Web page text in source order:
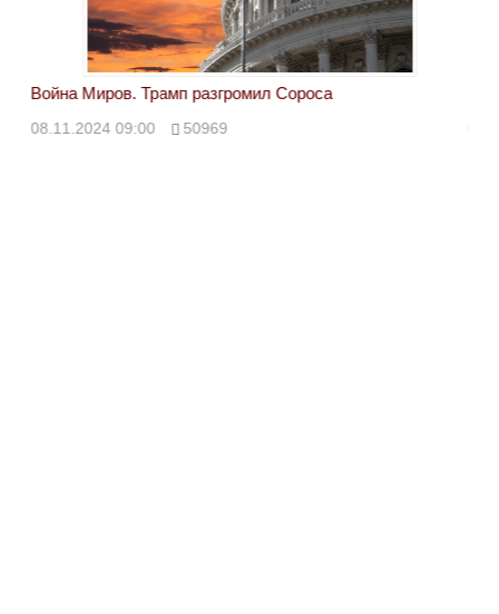
Война Миров. Трамп разгромил Сороса
08.11.2024 09:00 50969